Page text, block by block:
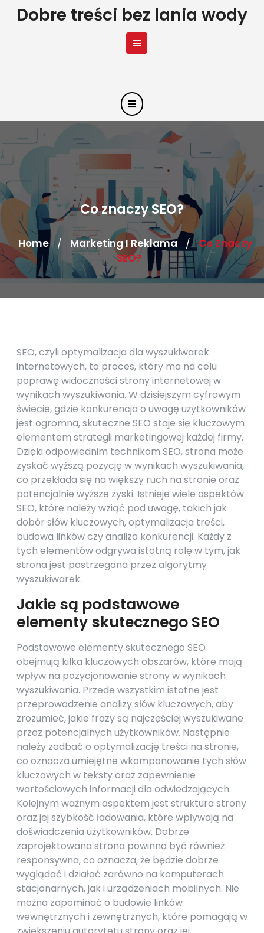
SkipDobre treści bez lania wody
Co znaczy SEO?
Home / Marketing I Reklama / Co Znaczy
SEO?
SEO, czyli optymalizacja dla wyszukiwarek
internetowych, to proces, który ma na celu
poprawę widoczności strony internetowej w
wynikach wyszukiwania. W dzisiejszym cyfrowym
świecie, gdzie konkurencja o uwagę użytkowników
jest ogromna, skuteczne SEO staje się kluczowym
elementem strategii marketingowej każdej firmy.
Dzięki odpowiednim technikom SEO, strona może
zyskać wyższą pozycję w wynikach wyszukiwania,
co przekłada się na większy ruch na stronie oraz
potencjalnie wyższe zyski. Istnieje wiele aspektów
SEO, które należy wziąć pod uwagę, takich jak
dobór słów kluczowych, optymalizacja treści,
budowa linków czy analiza konkurencji. Każdy z
tych elementów odgrywa istotną rolę w tym, jak
strona jest postrzegana przez algorytmy
wyszukiwarek.
Jakie są podstawowe
elementy skutecznego SEO
Podstawowe elementy skutecznego SEO
obejmują kilka kluczowych obszarów, które mają
wpływ na pozycjonowanie strony w wynikach
wyszukiwania. Przede wszystkim istotne jest
przeprowadzenie analizy słów kluczowych, aby
zrozumieć, jakie frazy są najczęściej wyszukiwane
przez potencjalnych użytkowników. Następnie
należy zadbać o optymalizację treści na stronie,
co oznacza umiejętne wkomponowanie tych słów
kluczowych w teksty oraz zapewnienie
wartościowych informacji dla odwiedzających.
Kolejnym ważnym aspektem jest struktura strony
oraz jej szybkość ładowania, które wpływają na
doświadczenia użytkowników. Dobrze
zaprojektowana strona powinna być również
responsywna, co oznacza, że będzie dobrze
wyglądać i działać zarówno na komputerach
stacjonarnych, jak i urządzeniach mobilnych. Nie
można zapominać o budowie linków
wewnętrznych i zewnętrznych, które pomagają w